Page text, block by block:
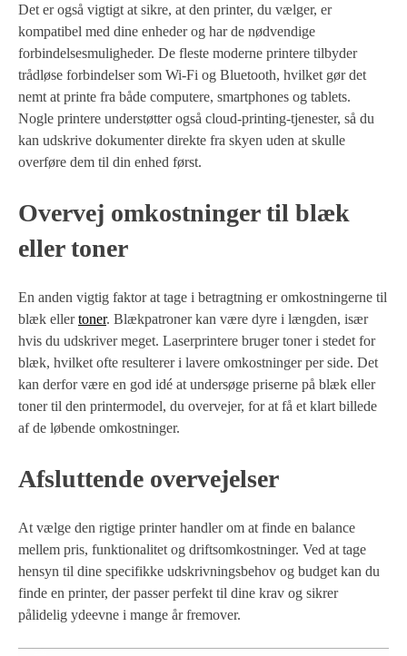
Det er også vigtigt at sikre, at den printer, du vælger, er
kompatibel med dine enheder og har de nødvendige
forbindelsesmuligheder. De fleste moderne printere tilbyder
trådløse forbindelser som Wi-Fi og Bluetooth, hvilket gør det
nemt at printe fra både computere, smartphones og tablets.
Nogle printere understøtter også cloud-printing-tjenester, så du
kan udskrive dokumenter direkte fra skyen uden at skulle
overføre dem til din enhed først.
Overvej omkostninger til blæk
eller toner
En anden vigtig faktor at tage i betragtning er omkostningerne til
blæk ellertoner. Blækpatroner kan være dyre i længden, især
hvis du udskriver meget. Laserprintere bruger toner i stedet for
blæk, hvilket ofte resulterer i lavere omkostninger per side. Det
kan derfor være en god idé at undersøge priserne på blæk eller
toner til den printermodel, du overvejer, for at få et klart billede
af de løbende omkostninger.
Afsluttende overvejelser
At vælge den rigtige printer handler om at finde en balance
mellem pris, funktionalitet og driftsomkostninger. Ved at tage
hensyn til dine specifikke udskrivningsbehov og budget kan du
finde en printer, der passer perfekt til dine krav og sikrer
pålidelig ydeevne i mange år fremover.